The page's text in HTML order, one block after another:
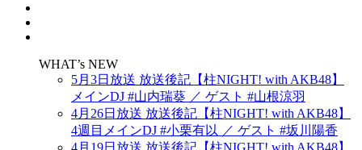
WHAT’s NEW
5月3日放送 放送後記【柱NIGHT! with AKB48】
メインDJ #山内瑞葵 ／ ゲスト #山根涼羽
4月26日放送 放送後記【柱NIGHT! with AKB48】
4週目メインDJ #小栗有以 ／ ゲスト #坂川陽香